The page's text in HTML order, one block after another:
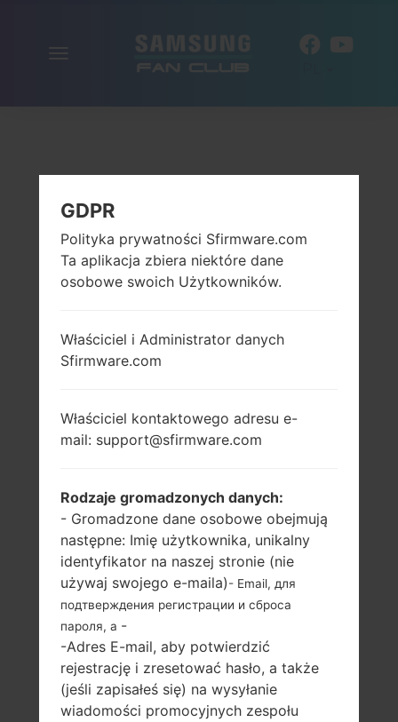
GDPR
Polityka prywatności Sfirmware.com
Ta aplikacja zbiera niektóre dane
osobowe swoich Użytkowników.
Właściciel i Administrator danych
Sfirmware.com
Właściciel kontaktowego adresu e-
mail: support@sfirmware.com
Rodzaje gromadzonych danych:
- Gromadzone dane osobowe obejmują
następne: Imię użytkownika, unikalny
identyfikator na naszej stronie (nie
używaj swojego e-maila)- Email, для
подтверждения регистрации и сброса
пароля, а -
-Adres E-mail, aby potwierdzić
rejestrację i zresetować hasło, a także
(jeśli zapisałeś się) na wysyłanie
wiadomości promocyjnych zespołu